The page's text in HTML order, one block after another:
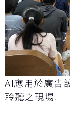
AI應用於廣告
聆聽之現場.